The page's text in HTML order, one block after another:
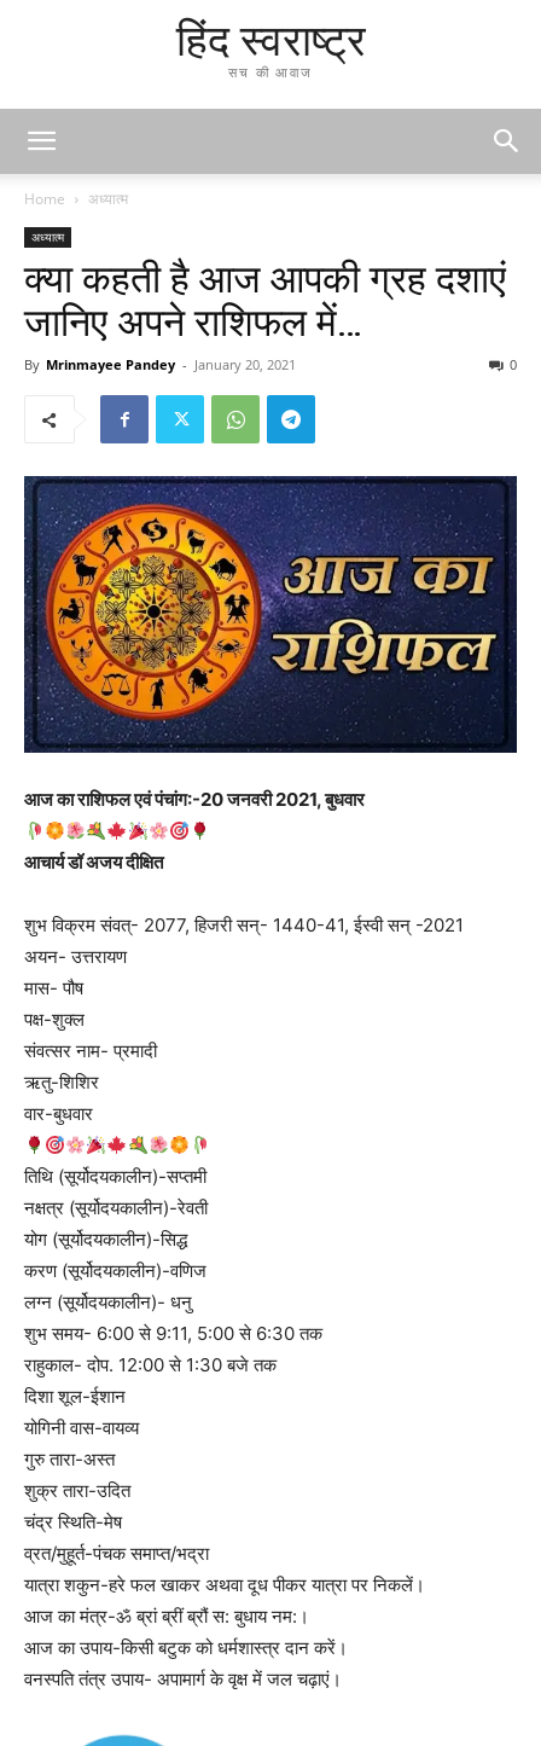
हिंद स्वराष्ट्र
सच की आवाज
Home अध्यात्म
अध्यात्म
क्या कहती है आज आपकी ग्रह दशाएं
जानिए अपने राशिफल में…
By Mrinmayee Pandey - January 20, 2021 0
आज का राशिफल एवं पंचांग:-20 जनवरी 2021, बुधवार
आचार्य डॉ अजय दीक्षित
शुभ विक्रम संवत्- 2077, हिजरी सन्- 1440-41, ईस्वी सन् -2021
अयन- उत्तरायण
मास- पौष
पक्ष-शुक्ल
संवत्सर नाम- प्रमादी
ऋतु-शिशिर
वार-बुधवार
तिथि (सूर्योदयकालीन)-सप्तमी
नक्षत्र (सूर्योदयकालीन)-रेवती
योग (सूर्योदयकालीन)-सिद्ध
करण (सूर्योदयकालीन)-वणिज
लग्न (सूर्योदयकालीन)- धनु
शुभ समय- 6:00 से 9:11, 5:00 से 6:30 तक
राहुकाल- दोप. 12:00 से 1:30 बजे तक
दिशा शूल-ईशान
योगिनी वास-वायव्य
गुरु तारा-अस्त
शुक्र तारा-उदित
चंद्र स्थिति-मेष
व्रत/मुहूर्त-पंचक समाप्त/भद्रा
यात्रा शकुन-हरे फल खाकर अथवा दूध पीकर यात्रा पर निकलें।
आज का मंत्र-ॐ ब्रां ब्रीं ब्रौं स: बुधाय नम:।
आज का उपाय-किसी बटुक को धर्मशास्त्र दान करें।
वनस्पति तंत्र उपाय- अपामार्ग के वृक्ष में जल चढ़ाएं।